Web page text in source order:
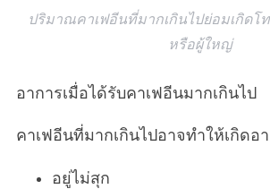
ปริมาณคาเฟอีนที่มากเกินไปย่อมเกิดโ
หรือผู้ใหญ่
อาการเมื่อได้รับคาเฟอีนมากเกินไป
คาเฟอีนที่มากเกินไปอาจทำให้เกิดอ
อยู่ไม่สุก